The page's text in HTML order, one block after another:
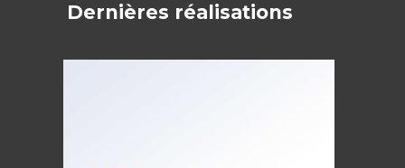
Dernières réalisations